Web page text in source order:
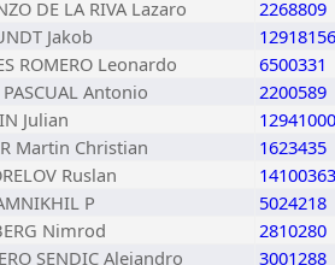
DE LA RIVA Lazaro
2268809
Jakob
12918156
ROMERO Leonardo
6500331
Antonio
2200589
Julian
12941000
Martin Christian
1623435
Ruslan
14100363
P
5024218
Nimrod
2810280
SENDIC Alejandro
3001288